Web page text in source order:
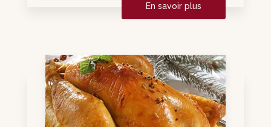
En savoir plus